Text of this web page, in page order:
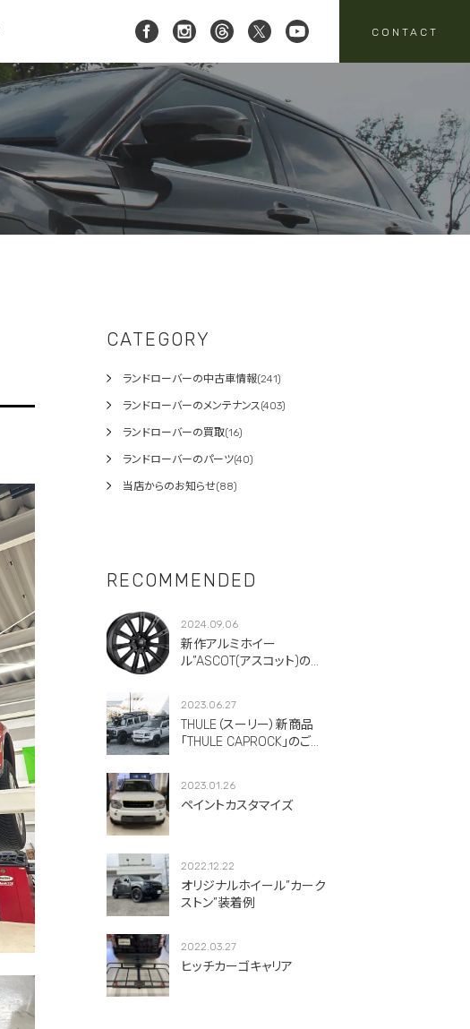
会社概要 スタッフニュース
注文販売 買取
CONTACT
[ レイブリック三郷店 ]
048-951-4136
10:00-18:00 定休日:水曜日
注文販売のお問い合わせ
パーツ・アクセサリーの
お問い合わせ
CATEGORY
ランドローバーの中古車情報(241)
ランドローバーのメンテナンス(403)
ランドローバーの買取(16)
ランドローバーのパーツ(40)
当店からのお知らせ(88)
RECOMMENDED
2024.09.06
新作アルミホイー
ル”ASCOT(アスコット)のご
2023.06.27
THULE（スーリー）新商品
「THULE CAPROCK」のご紹
2023.01.26
ペイントカスタマイズ
2022.12.22
オリジナルホイール”カーク
ストン”装着例
2022.03.27
ヒッチカーゴキャリア